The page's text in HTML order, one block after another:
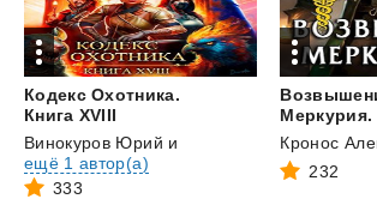
Кодекс Охотника.
Книга XVIII
Винокуров Юрий и
ещё 1 автор(а)
333
Меркурия.
Кронос
232